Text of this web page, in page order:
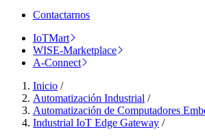
Contactarnos
IoTMart
WISE-Marketplace
A-Connect
Inicio /
Automatización Industrial /
Automatización de Computadores
Industrial IoT Edge Gateway /